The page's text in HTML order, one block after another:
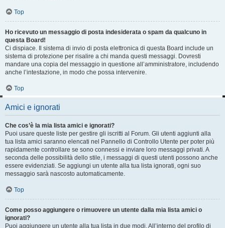
Top
Ho ricevuto un messaggio di posta indesiderata o spam da qualcuno in
questa Board!
Ci dispiace. Il sistema di invio di posta elettronica di questa Board include un
sistema di protezione per risalire a chi manda questi messaggi. Dovresti
mandare una copia del messaggio in questione all’amministratore, includendo
anche l’intestazione, in modo che possa intervenire.
Top
Amici e ignorati
Che cos’è la mia lista amici e ignorati?
Puoi usare queste liste per gestire gli iscritti al Forum. Gli utenti aggiunti alla
tua lista amici saranno elencati nel Pannello di Controllo Utente per poter più
rapidamente controllare se sono connessi e inviare loro messaggi privati. A
seconda delle possibilità dello stile, i messaggi di questi utenti possono anche
essere evidenziati. Se aggiungi un utente alla tua lista ignorati, ogni suo
messaggio sarà nascosto automaticamente.
Top
Come posso aggiungere o rimuovere un utente dalla mia lista amici o
ignorati?
Puoi aggiungere un utente alla tua lista in due modi. All’interno del profilo di